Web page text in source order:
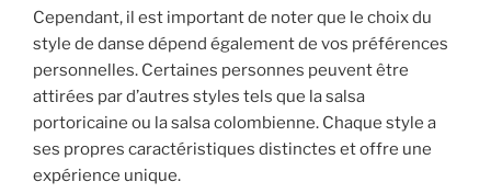
Cependant, il est important de noter que le choix du
style de danse dépend également de vos préférences
personnelles. Certaines personnes peuvent être
attirées par d’autres styles tels que la salsa
portoricaine ou la salsa colombienne. Chaque style a
ses propres caractéristiques distinctes et offre une
expérience unique.